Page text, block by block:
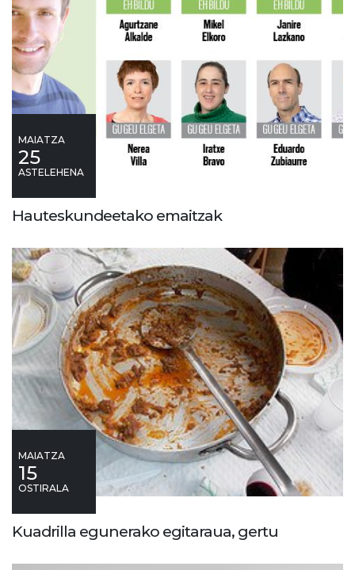
MAIATZA
25
ASTELEHENA
Hauteskundeetako emaitzak
MAIATZA
15
OSTIRALA
Kuadrilla egunerako egitaraua, gertu